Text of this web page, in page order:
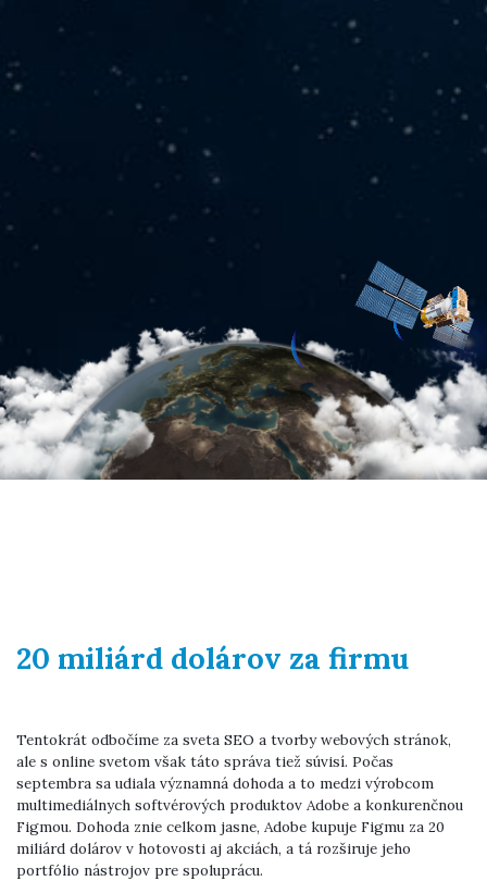
20 miliárd dolárov za firmu
Tentokrát odbočíme za sveta SEO a tvorby webových stránok,
ale s online svetom však táto správa tiež súvisí. Počas
septembra sa udiala významná dohoda a to medzi výrobcom
multimediálnych softvérových produktov Adobe a konkurenčnou
Figmou. Dohoda znie celkom jasne, Adobe kupuje Figmu za 20
miliárd dolárov v hotovosti aj akciách, a tá rozširuje jeho
portfólio nástrojov pre spoluprácu.